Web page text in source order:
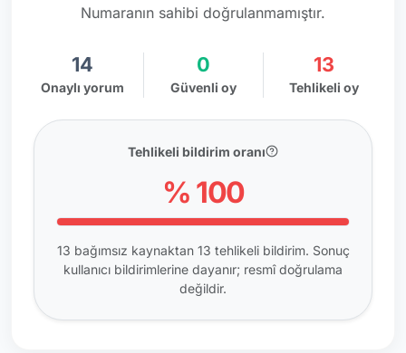
Numaranın sahibi doğrulanmamıştır.
14
Onaylı yorum
0
Güvenli oy
13
Tehlikeli oy
Tehlikeli bildirim oranı
% 100
13 bağımsız kaynaktan 13 tehlikeli bildirim. Sonuç
kullanıcı bildirimlerine dayanır; resmî doğrulama
değildir.